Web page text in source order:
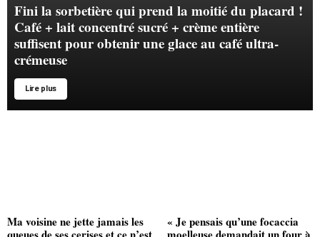
Fini la sorbetière qui prend la moitié du placard !
Café + lait concentré sucré + crème entière
suffisent pour obtenir une glace au café ultra-
crémeuse
Lire plus
Ma voisine ne jette jamais les
« Je pensais qu’une focaccia